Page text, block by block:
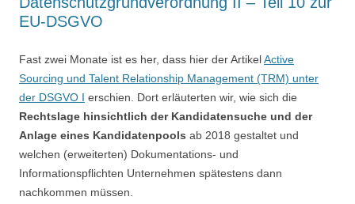
EU-DSGVO
Fast zwei Monate ist es her, dass hier der ArtikelActive
Sourcing und Talent Relationship Management (TRM) unter
der DSGVO I erschien. Dort erläuterten wir, wie sich die
Rechtslage hinsichtlich der Kandidatensuche und der
Anlage eines Kandidatenpools ab 2018 gestaltet und
welchen (erweiterten) Dokumentations- und
Informationspflichten Unternehmen spätestens dann
nachkommen müssen.